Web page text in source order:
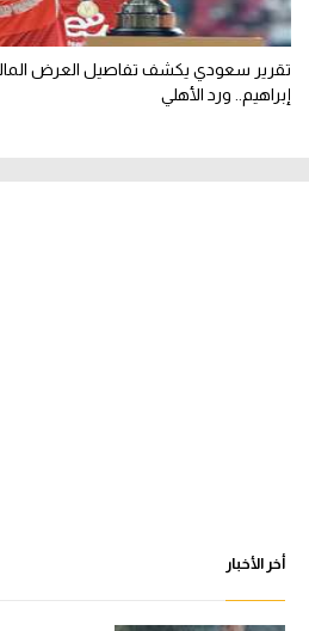
تقرير سعودي يكشف تفاصيل العرض
إبراهيم.. ورد الأهلي
أخر الأخبار